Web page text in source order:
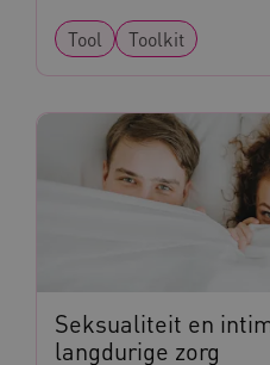
Tool Toolkit
Seksualiteit en
langdurige zorg
op uw privacy.
__Secure-YNID